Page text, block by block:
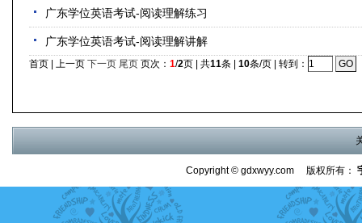
广东学位英语考试-阅读理解练习
广东学位英语考试-阅读理解讲解
首页 | 上一页 下一页 尾页 页次： 1/2页 | 共11条 | 10条/页 | 转到：
Copyright © gdxwyy.com版权所有：